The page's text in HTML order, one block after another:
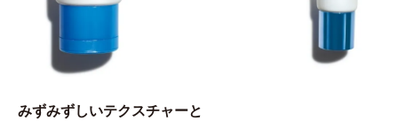
みずみずしいテクスチャーと